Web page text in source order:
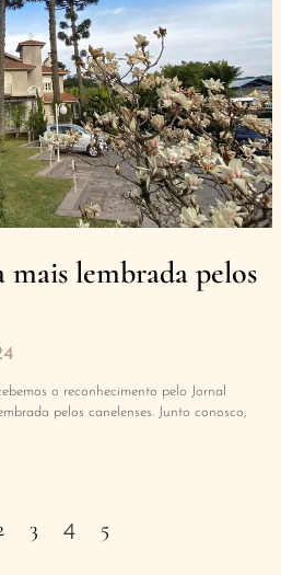
mais lembrada pelos
o reconhecimento pelo Jornal
pelos canelenses. Junto conosco,
3 4 5